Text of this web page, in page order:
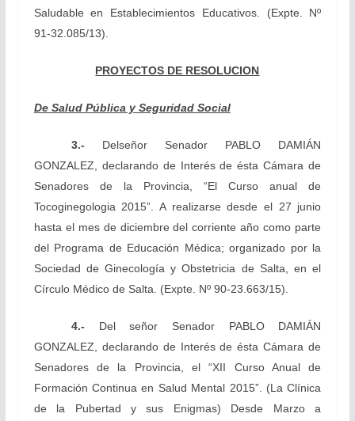
Saludable en Establecimientos Educativos. (Expte. Nº
91-32.085/13).
PROYECTOS DE RESOLUCION
De Salud Pública y Seguridad Social
3.- Delseñor Senador PABLO DAMIÁN
GONZALEZ, declarando de Interés de ésta Cámara de
Senadores de la Provincia, “El Curso anual de
Tocoginegologia 2015”. A realizarse desde el 27 junio
hasta el mes de diciembre del corriente año como parte
del Programa de Educación Médica; organizado por la
Sociedad de Ginecología y Obstetricia de Salta, en el
Círculo Médico de Salta. (Expte. Nº 90-23.663/15).
4.- Delseñor Senador PABLO DAMIÁN
GONZALEZ, declarando de Interés de ésta Cámara de
Senadores de la Provincia, el “XII Curso Anual de
Formación Continua en Salud Mental 2015”. (La Clínica
de la Pubertad y sus Enigmas) Desde Marzo a